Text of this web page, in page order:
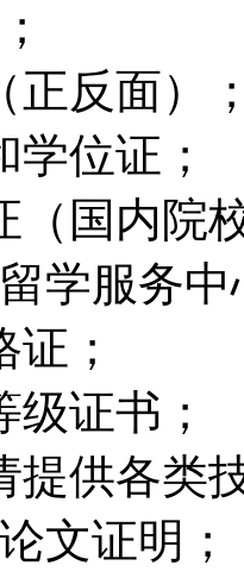
正反面）
学位证；
（国内
学服务
证；
级证书；
提供各
文证明；